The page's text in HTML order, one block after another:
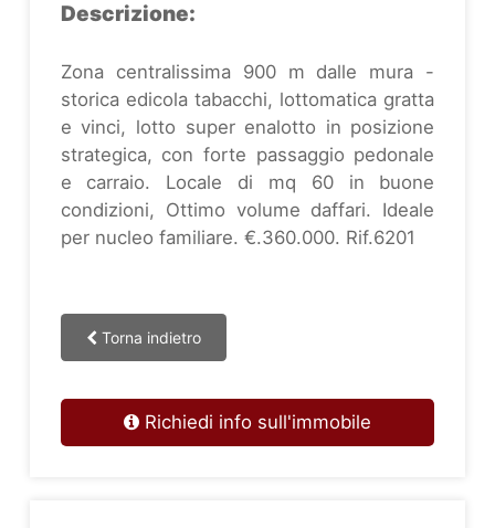
Descrizione:
Zona centralissima 900 m dalle mura -
storica edicola tabacchi, lottomatica gratta
e vinci, lotto super enalotto in posizione
strategica, con forte passaggio pedonale
e carraio. Locale di mq 60 in buone
condizioni, Ottimo volume daffari. Ideale
per nucleo familiare. €.360.000. Rif.6201
Torna indietro
Richiedi info sull'immobile